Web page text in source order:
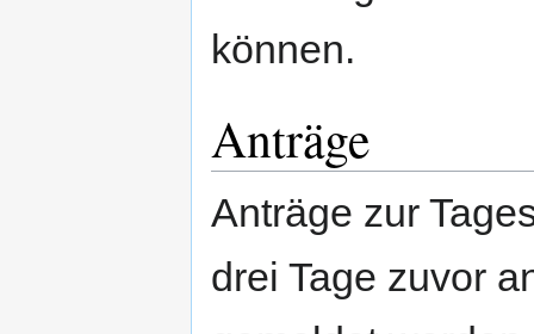
können.
Anträge
Anträge zur
drei Tage zuvor